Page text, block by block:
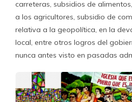
carreteras, subsidios de
a los agricultores, subsidio de
relativa a la geopolítica, en la
local, entre otros logros del
nunca antes visto en pasadas